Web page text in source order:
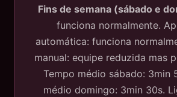
Fins de semana (sábado e
funciona normalmente.
automática: funciona
manual: equipe reduzida mas
Tempo médio sábado: 3min
médio domingo: 3min 30s.